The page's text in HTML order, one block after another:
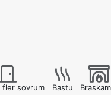
fler sovrum Bastu